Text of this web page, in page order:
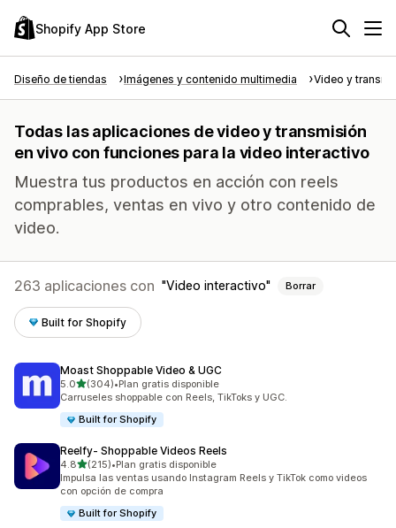
Shopify App Store
Diseño de tiendas Imágenes y contenido multimedia Video y
Todas las aplicaciones de video y transmisión
en vivo con funciones para la video interactivo
Muestra tus productos en acción con reels
comprables, ventas en vivo y otro contenido de
video.
263 aplicaciones con Video interactivo Borrar
Built for Shopify
Moast Shoppable Video & UGC
5.0de 5 estrellas
(304)
304 reseñas en total
•Plan gratis disponible
Carruseles shoppable con Reels, TikToks y UGC.
Built for Shopify
Reelfy‑ Shoppable Videos Reels
4.8de 5 estrellas
(215)
215 reseñas en total
•Plan gratis disponible
Impulsa las ventas usando Instagram Reels y TikTok como videos
con opción de compra
Built for Shopify